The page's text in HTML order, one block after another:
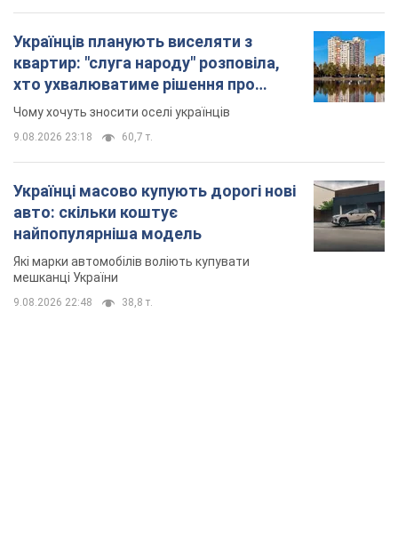
Українців планують виселяти з
квартир: "слуга народу" розповіла,
хто ухвалюватиме рішення про
знесення будинків
Чому хочуть зносити оселі українців
9.08.2026 23:18 60,7 т.
Українці масово купують дорогі нові
авто: скільки коштує
найпопулярніша модель
Які марки автомобілів воліють купувати
мешканці України
9.08.2026 22:48 38,8 т.